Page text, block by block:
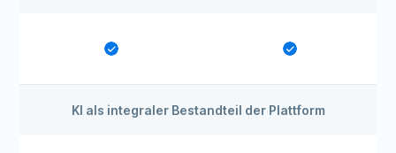
KI als integraler Bestandteil der Plattform